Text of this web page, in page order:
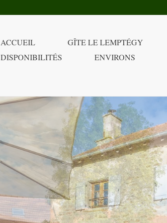
ACCUEIL GÎTE LE LEMPTÉGY
DISPONIBILITÉS
ENVIRONS